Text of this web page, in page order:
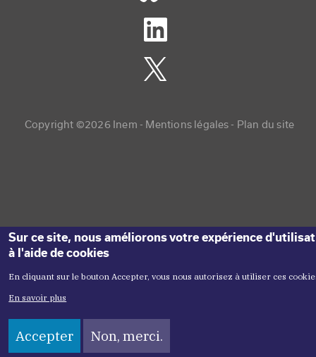
Copyright ©2026 Inem - Copyright menu
Mentions légales Plan du site
Sur ce site, nous améliorons votre expérience
à l'aide de cookies
En cliquant sur le bouton Accepter, vous nous autorisez à utiliser ces
En savoir plus
Accepter Non, merci.